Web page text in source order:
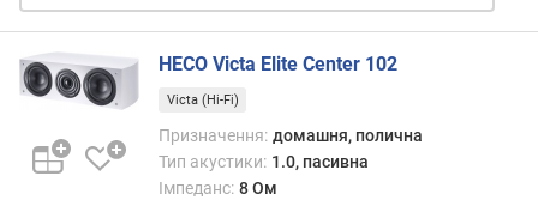
с
и
г
н
л
/
HECO Victa Elite Center 102
Victa (Hi-Fi)
Призначення: домашня, полична
Тип акустики: 1.0, пасивна
Імпеданс: 8 Ом